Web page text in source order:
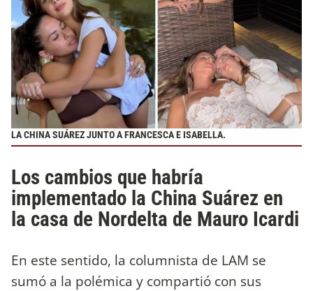
LA CHINA SUÁREZ JUNTO A FRANCESCA E ISABELLA.
Los cambios que habría
implementado la China Suárez en
la casa de Nordelta de Mauro Icardi
En este sentido, la columnista de LAM se
sumó a la polémica y compartió con sus